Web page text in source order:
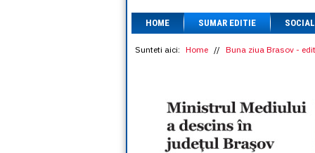
HOME SUMAR EDITIE SOCIAL
Sunteti aici: Home // Buna ziua Brasov -